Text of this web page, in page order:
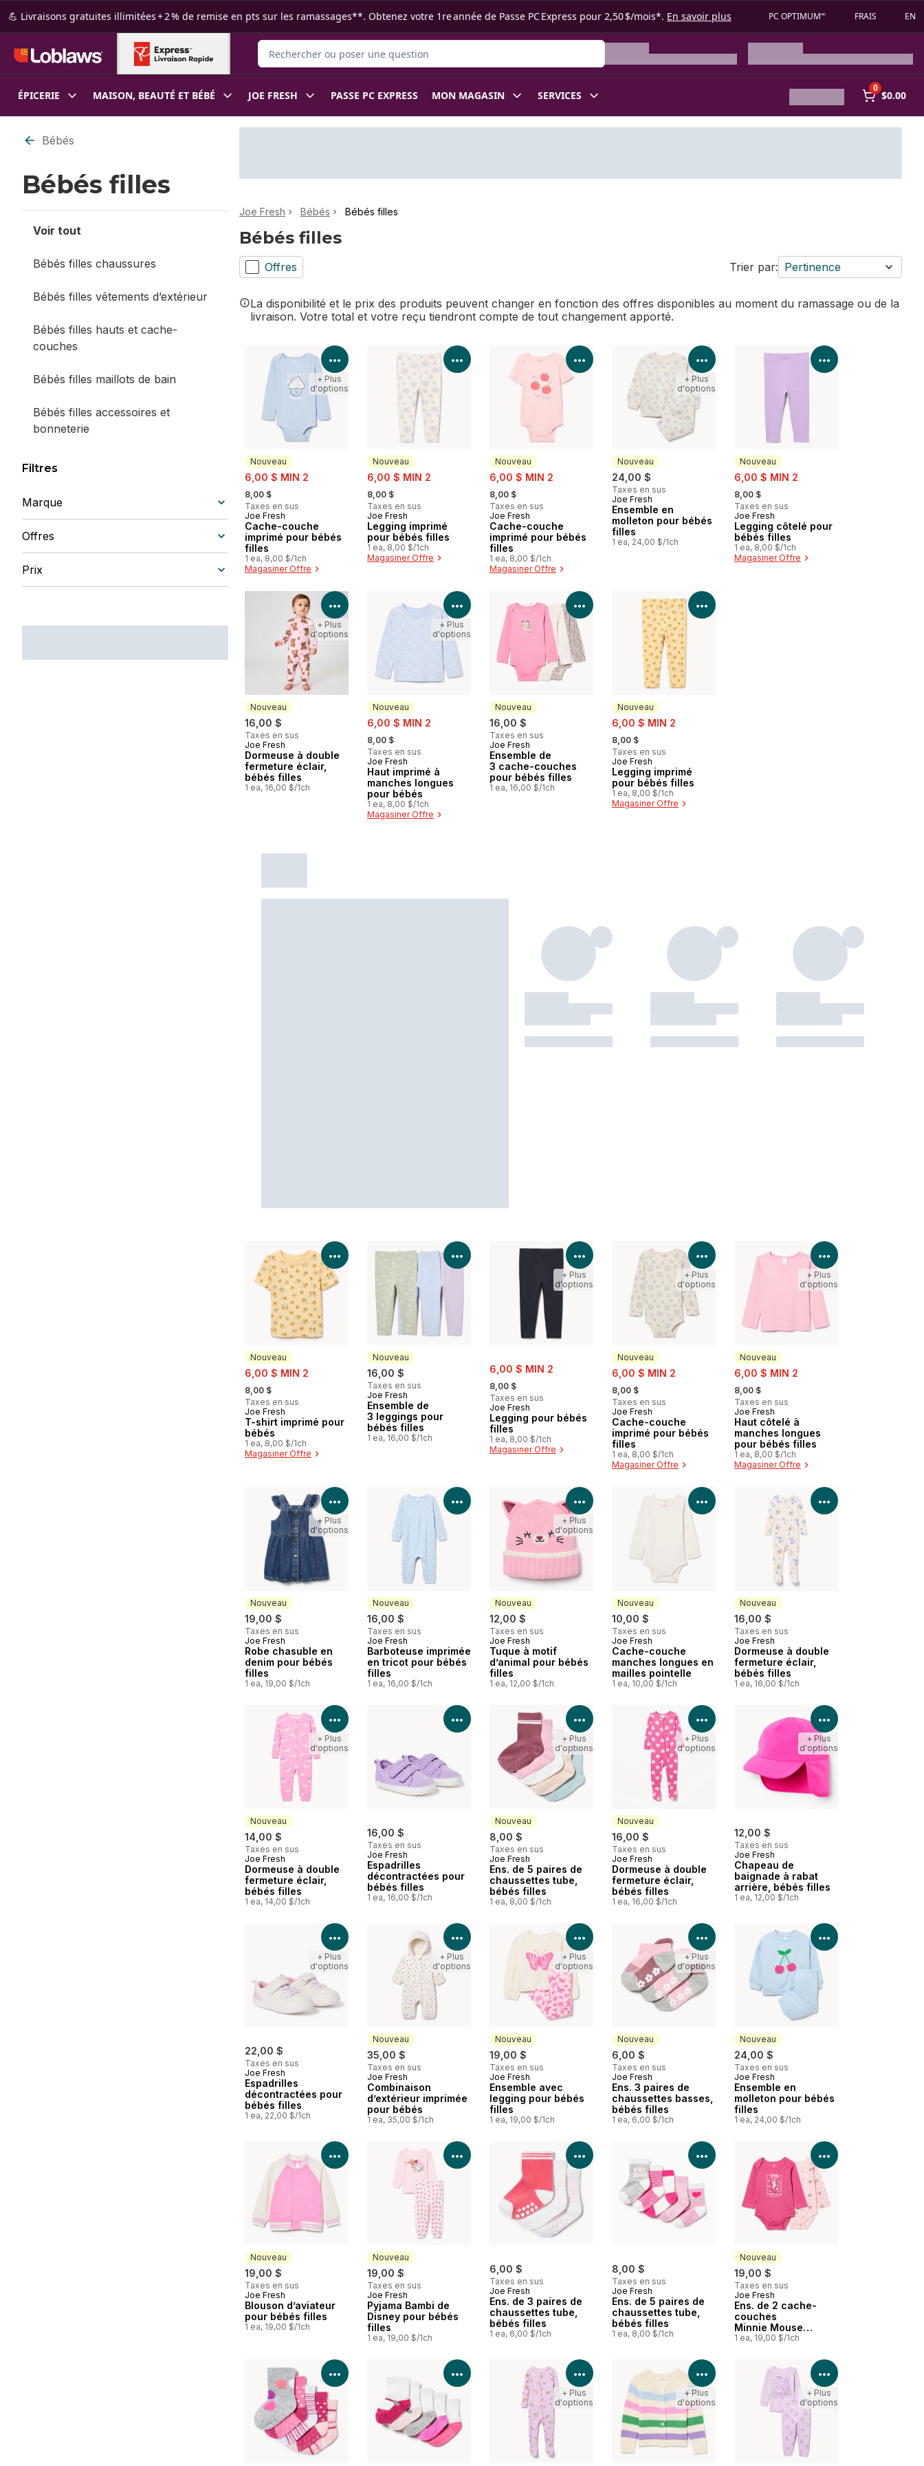
Passer au contenu principal
Passer au pied de page
💪 Livraisons gratuites illimitées + 2 % de remise en pts sur les ramassages**. Obtenez votre 1re année de Passe PC Express pour 2,50 $/mois*. En savoir plus PC OPTIMUM🅪 FRAIS EN
Rechercher des produits
ÉPICERIE MAISON, BEAUTÉ ET BÉBÉ JOE FRESH PASSE PC EXPRESS MON MAGASIN SERVICES
0
$0.00
Passer au filtrage du contenu
Bébés
Bébés filles
Voir tout
Bébés filles chaussures
Bébés filles vêtements d’extérieur
Bébés filles hauts et cache-
couches
Bébés filles maillots de bain
Bébés filles accessoires et
bonneterie
Bébés filles bas
Filtres
Marque
Offres
Prix
Joe Fresh Bébés Bébés filles
Bébés filles
Offres Trier par: Pertinence
La disponibilité et le prix des produits peuvent changer en fonction des offres disponibles au moment du ramassage ou de la
livraison. Votre total et votre reçu tiendront compte de tout changement apporté.
Nouveau
sale:
6,00 $ MIN 2
, formerly:
8,00 $
Taxes en sus
Nouveau
Joe Fresh
Cache-couche
imprimé pour bébés
filles
1 ea, 8,00 $/1ch
Magasiner Offre
Voir les détails du produit
+ Plus
d'options
Nouveau
sale:
6,00 $ MIN 2
, formerly:
8,00 $
Taxes en sus
Nouveau
Joe Fresh
Legging imprimé
pour bébés filles
1 ea, 8,00 $/1ch
Magasiner Offre
Voir les détails du produit
Nouveau
sale:
6,00 $ MIN 2
, formerly:
8,00 $
Taxes en sus
Nouveau
Joe Fresh
Cache-couche
imprimé pour bébés
filles
1 ea, 8,00 $/1ch
Magasiner Offre
Voir les détails du produit
Nouveau
24,00 $
Taxes en sus
Nouveau
Joe Fresh
Ensemble en
molleton pour bébés
filles
1 ea, 24,00 $/1ch
Voir les détails du produit
+ Plus
d'options
Nouveau
sale:
6,00 $ MIN 2
, formerly:
8,00 $
Taxes en sus
Nouveau
Joe Fresh
Legging côtelé pour
bébés filles
1 ea, 8,00 $/1ch
Magasiner Offre
Voir les détails
Nouveau
16,00 $
Taxes en sus
Nouveau
Joe Fresh
Dormeuse à double
fermeture éclair,
bébés filles
1 ea, 16,00 $/1ch
Voir les détails du produit
+ Plus
d'options
Nouveau
sale:
6,00 $ MIN 2
, formerly:
8,00 $
Taxes en sus
Nouveau
Joe Fresh
Haut imprimé à
manches longues
pour bébés
1 ea, 8,00 $/1ch
Magasiner Offre
Voir les détails du produit
+ Plus
d'options
Nouveau
16,00 $
Taxes en sus
Nouveau
Joe Fresh
Ensemble de
3 cache-couches
pour bébés filles
1 ea, 16,00 $/1ch
Voir les détails du produit
Nouveau
sale:
6,00 $ MIN 2
, formerly:
8,00 $
Taxes en sus
Nouveau
Joe Fresh
Legging imprimé
pour bébés filles
1 ea, 8,00 $/1ch
Magasiner Offre
Voir les détails du produit
Nouveau
sale:
6,00 $ MIN 2
, formerly:
8,00 $
Taxes en sus
Nouveau
Joe Fresh
T-shirt imprimé pour
bébés
1 ea, 8,00 $/1ch
Magasiner Offre
Voir les détails du produit
Nouveau
16,00 $
Taxes en sus
Nouveau
Joe Fresh
Ensemble de
3 leggings pour
bébés filles
1 ea, 16,00 $/1ch
Voir les détails du produit
sale:
6,00 $ MIN 2
, formerly:
8,00 $
Taxes en sus
Joe Fresh
Legging pour bébés
filles
1 ea, 8,00 $/1ch
Magasiner Offre
Voir les détails du produit
+ Plus
d'options
Nouveau
sale:
6,00 $ MIN 2
, formerly:
8,00 $
Taxes en sus
Nouveau
Joe Fresh
Cache-couche
imprimé pour bébés
filles
1 ea, 8,00 $/1ch
Magasiner Offre
Voir les détails du produit
+ Plus
d'options
Nouveau
sale:
6,00 $ MIN 2
, formerly:
8,00 $
Taxes en sus
Nouveau
Joe Fresh
Haut côtelé à
manches longues
pour bébés filles
1 ea, 8,00 $/1ch
Magasiner Offre
Voir les détails
+ Plus
d'options
Nouveau
19,00 $
Taxes en sus
Nouveau
Joe Fresh
Robe chasuble en
denim pour bébés
filles
1 ea, 19,00 $/1ch
Voir les détails du produit
+ Plus
d'options
Nouveau
16,00 $
Taxes en sus
Nouveau
Joe Fresh
Barboteuse imprimée
en tricot pour bébés
filles
1 ea, 16,00 $/1ch
Voir les détails du produit
Nouveau
12,00 $
Taxes en sus
Nouveau
Joe Fresh
Tuque à motif
d’animal pour bébés
filles
1 ea, 12,00 $/1ch
Voir les détails du produit
+ Plus
d'options
Nouveau
10,00 $
Taxes en sus
Nouveau
Joe Fresh
Cache-couche
manches longues en
mailles pointelle
1 ea, 10,00 $/1ch
Voir les détails du produit
Nouveau
16,00 $
Taxes en sus
Nouveau
Joe Fresh
Dormeuse à double
fermeture éclair,
bébés filles
1 ea, 16,00 $/1ch
Voir les détails
Nouveau
14,00 $
Taxes en sus
Nouveau
Joe Fresh
Dormeuse à double
fermeture éclair,
bébés filles
1 ea, 14,00 $/1ch
Voir les détails du produit
+ Plus
d'options
16,00 $
Taxes en sus
Joe Fresh
Espadrilles
décontractées pour
bébés filles
1 ea, 16,00 $/1ch
Voir les détails du produit
Nouveau
8,00 $
Taxes en sus
Nouveau
Joe Fresh
Ens. de 5 paires de
chaussettes tube,
bébés filles
1 ea, 8,00 $/1ch
Voir les détails du produit
+ Plus
d'options
Nouveau
16,00 $
Taxes en sus
Nouveau
Joe Fresh
Dormeuse à double
fermeture éclair,
bébés filles
1 ea, 16,00 $/1ch
Voir les détails du produit
+ Plus
d'options
12,00 $
Taxes en sus
Joe Fresh
Chapeau de
baignade à rabat
arrière, bébés filles
1 ea, 12,00 $/1ch
Voir les détails
+ Plus
d'options
22,00 $
Taxes en sus
Joe Fresh
Espadrilles
décontractées pour
bébés filles
1 ea, 22,00 $/1ch
Voir les détails du produit
+ Plus
d'options
Nouveau
35,00 $
Taxes en sus
Nouveau
Joe Fresh
Combinaison
d’extérieur imprimée
pour bébés
1 ea, 35,00 $/1ch
Voir les détails du produit
+ Plus
d'options
Nouveau
19,00 $
Taxes en sus
Nouveau
Joe Fresh
Ensemble avec
legging pour bébés
filles
1 ea, 19,00 $/1ch
Voir les détails du produit
+ Plus
d'options
Nouveau
6,00 $
Taxes en sus
Nouveau
Joe Fresh
Ens. 3 paires de
chaussettes basses,
bébés filles
1 ea, 6,00 $/1ch
Voir les détails du produit
+ Plus
d'options
Nouveau
24,00 $
Taxes en sus
Nouveau
Joe Fresh
Ensemble en
molleton pour bébés
filles
1 ea, 24,00 $/1ch
Voir les détails
Nouveau
19,00 $
Taxes en sus
Nouveau
Joe Fresh
Blouson d’aviateur
pour bébés filles
1 ea, 19,00 $/1ch
Voir les détails du produit
Nouveau
19,00 $
Taxes en sus
Nouveau
Joe Fresh
Pyjama Bambi de
Disney pour bébés
filles
1 ea, 19,00 $/1ch
Voir les détails du produit
6,00 $
Taxes en sus
Joe Fresh
Ens. de 3 paires de
chaussettes tube,
bébés filles
1 ea, 6,00 $/1ch
Voir les détails du produit
8,00 $
Taxes en sus
Joe Fresh
Ens. de 5 paires de
chaussettes tube,
bébés filles
1 ea, 8,00 $/1ch
Voir les détails du produit
Nouveau
19,00 $
Taxes en sus
Nouveau
Joe Fresh
Ens. de 2 cache-
couches
Minnie Mouse
Disney, bébés
1 ea, 19,00 $/1ch
Voir les détails
Voir les détails du produitVoir les détails du produitVoir les détails du produit
+ Plus
d'options
Voir les détails du produit
+ Plus
d'options
Voir les détails
+ Plus
d'options